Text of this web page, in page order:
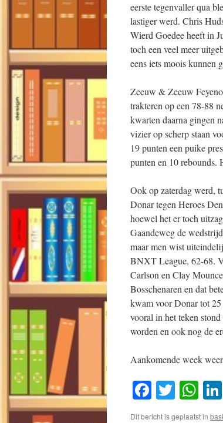
eerste tegenvaller qua
lastiger werd. Chris
Wierd Goedee heeft in
toch een veel meer
eens iets moois kunnen
Zeeuw & Zeeuw
trakteren op een 78-88
kwarten daarna gingen
vizier op scherp staan
19 punten een puike
punten en 10 rebounds.
Ook op zaterdag werd,
Donar tegen Heroes
hoewel het er toch
Gaandeweg de
maar men wist
BNXT League, 62-68.
Carlson en Clay
Bosschenaren en dat
kwam voor Donar tot 25
vooral in het teken
worden en ook nog de
Aankomende week
Facebook
Dit bericht is geplaatst in